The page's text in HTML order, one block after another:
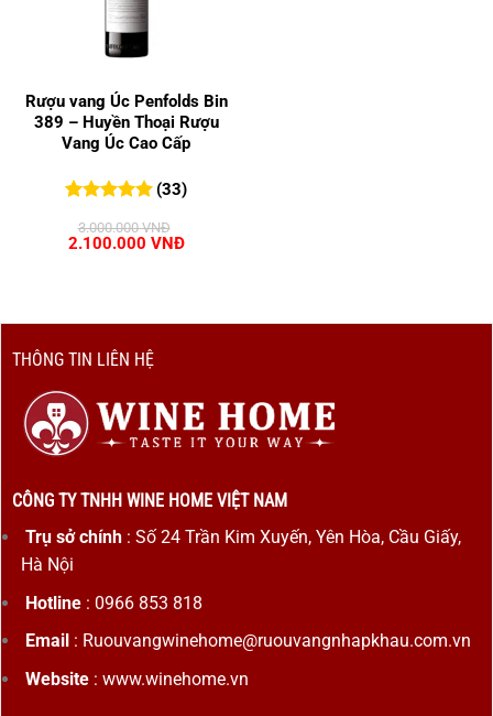
Rượu vang Úc Penfolds Bin
389 – Huyền Thoại Rượu
Vang Úc Cao Cấp
đánh giá
(33)
3.000.000VNĐ
Giá
2.100.000 VNĐGiá
THÔNG TIN LIÊN HỆ
CÔNG TY TNHH WINE HOME VIỆT NAM
Trụ sở chính: Số 24 Trần Kim Xuyến, Yên Hòa, Cầu Giấy,
Hà Nội
Hotline: 0966 853 818
Email : Ruouvangwinehome@ruouvangnhapkhau.com.vn
Website: www.winehome.vn